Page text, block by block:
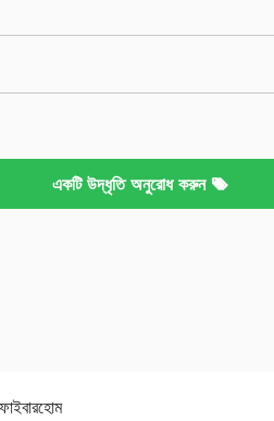
একটি উদ্ধৃতি অনুরোধ করুন